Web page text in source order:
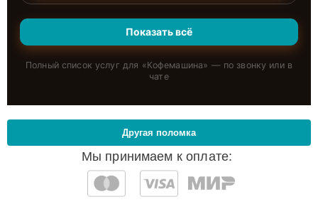
Показать всё
Полный список услуг для «Кофемашина» — по звонку или в
чате
Мы принимаем к оплате:
Другая поломка